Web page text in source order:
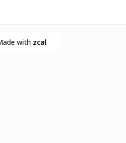
with zcal